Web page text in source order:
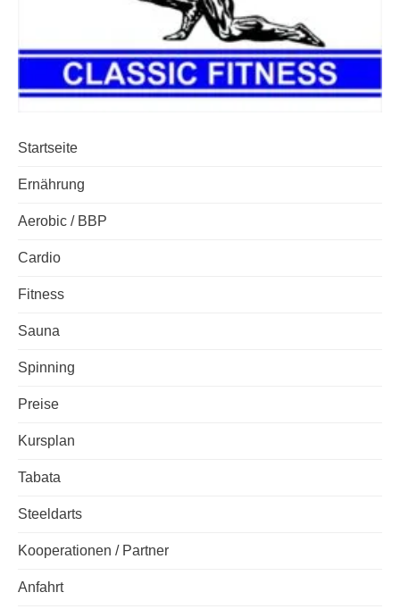
Startseite
Ernährung
Aerobic / BBP
Cardio
Fitness
Sauna
Spinning
Preise
Kursplan
Tabata
Steeldarts
Kooperationen / Partner
Anfahrt